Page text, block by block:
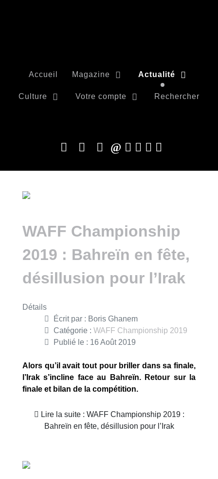
Accueil Magazine Actualité
Culture Votre compte Rechercher
WAFF Championship
2019 : Bahreïn en fête,
désillusion pour l’Irak
Détails
Écrit par : Boris Ghanem
Catégorie : WAFF Championship 2019
Publié le : 16 Août 2019
Alors qu’il avait tout pour briller dans sa finale,
l’Irak s’incline face au Bahreïn. Retour sur la
finale et bilan de la compétition.
Lire la suite : WAFF Championship 2019 :
Bahreïn en fête, désillusion pour l’Irak